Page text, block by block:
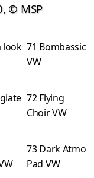
© MSP
look 71 Bombassic
VW
72 Flying
Choir VW
73 Dark Atmo
Pad VW